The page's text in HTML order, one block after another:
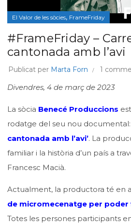
El Valor de les sòcies, FrameFriday
#FrameFriday –
cantonada amb l’avi
Publicat per Marta Forn 1
Divendres, 4 de març de 2023
La sòcia Benecé Produccions
rodatge del seu nou documental:
cantonada amb l’avi’. La
familiar i la història d’un país a
Francesc Macià.
Actualment, la productora té en
de micromecenatge per
Totes les persones participants